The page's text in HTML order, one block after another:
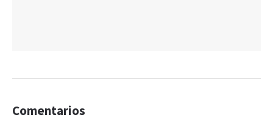
Comentarios